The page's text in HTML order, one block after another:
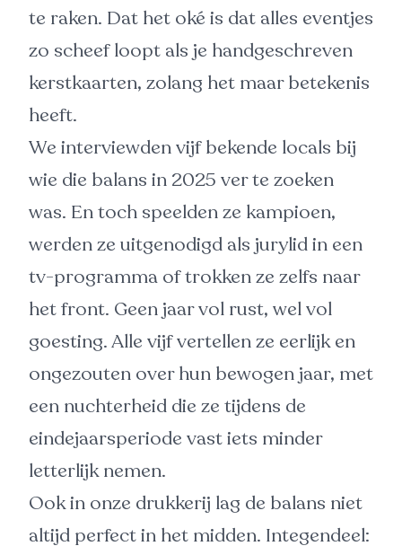
te raken. Dat het oké is dat alles eventjes
zo scheef loopt als je handgeschreven
kerstkaarten, zolang het maar betekenis
heeft.
We interviewden vijf bekende locals bij
wie die balans in 2025 ver te zoeken
was. En toch speelden ze kampioen,
werden ze uitgenodigd als jurylid in een
tv-programma of trokken ze zelfs naar
het front. Geen jaar vol rust, wel vol
goesting. Alle vijf vertellen ze eerlijk en
ongezouten over hun bewogen jaar, met
een nuchterheid die ze tijdens de
eindejaarsperiode vast iets minder
letterlijk nemen.
Ook in onze drukkerij lag de balans niet
altijd perfect in het midden. Integendeel: